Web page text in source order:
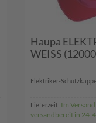
Haupa
WEISS
Elektriker-
Lieferzeit: Im
versandbereit in 24-